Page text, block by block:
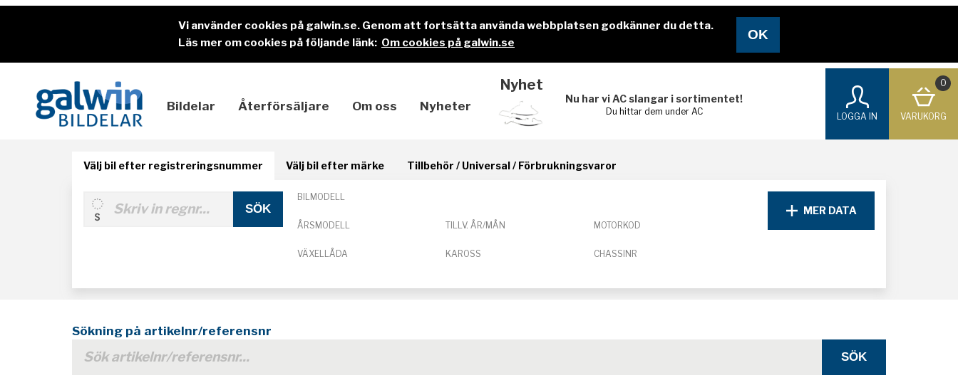
Vi använder cookies på galwin.se. Genom att fortsätta använda webbplatsen godkänner du detta.
Läs mer om cookies på följande länk: Om cookies på galwin.se
Bildelar Återförsäljare Om oss Nyheter
Nyhet
Nu har vi AC slangar i sortimentet!
Du hittar dem under AC
LOGGA IN
0
VARUKORG
Välj bil efter registreringsnummer Välj bil efter märke Tillbehör / Universal / Förbrukningsvaror
BILMODELL
ÅRSMODELL TILLV. ÅR/MÅN MOTORKOD
VÄXELLÅDA KAROSS CHASSINR
MER DATA
Sökning på artikelnr/referensnr